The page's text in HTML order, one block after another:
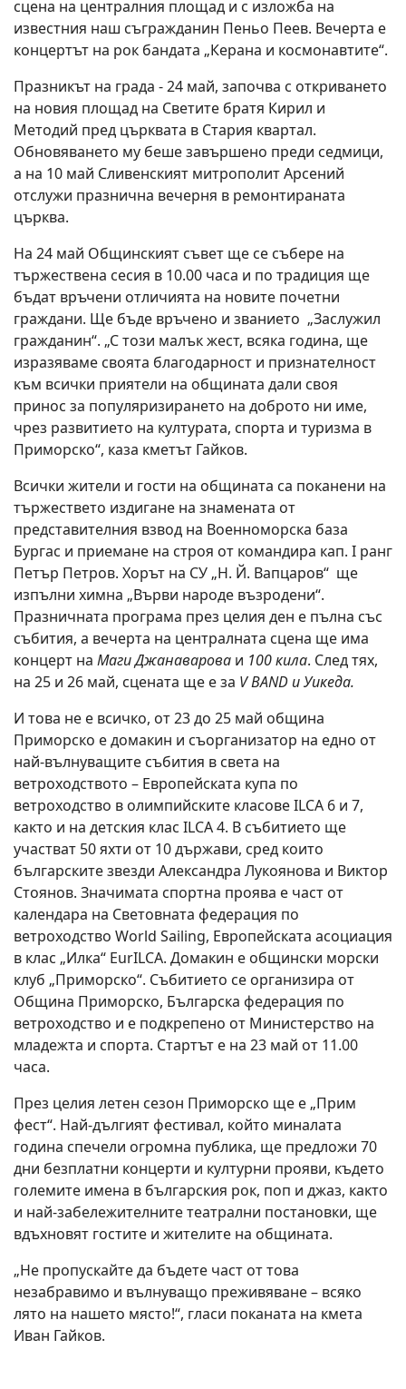
сцена на централния площад и с изложба на
известния наш съгражданин Пеньо Пеев. Вечерта е
концертът на рок бандата „Керана и космонавтите“.
Празникът на града - 24 май, започва с откриването
на новия площад на Светите братя Кирил и
Методий пред църквата в Стария квартал.
Обновяването му беше завършено преди седмици,
а на 10 май Сливенският митрополит Арсений
отслужи празнична вечерня в ремонтираната
църква.
На 24 май Общинският съвет ще се събере на
тържествена сесия в 10.00 часа и по традиция ще
бъдат връчени отличията на новите почетни
граждани. Ще бъде връчено и званието „Заслужил
гражданин“. „С този малък жест, всяка година, ще
изразяваме своята благодарност и признателност
към всички приятели на общината дали своя
принос за популяризирането на доброто ни име,
чрез развитието на културата, спорта и туризма в
Приморско“, каза кметът Гайков.
Всички жители и гости на общината са поканени на
тържествето издигане на знамената от
представителния взвод на Военноморска база
Бургас и приемане на строя от командира кап. I ранг
Петър Петров. Хорът на СУ „Н. Й. Вапцаров“ ще
изпълни химна „Върви народе възродени“.
Празничната програма през целия ден е пълна със
събития, а вечерта на централната сцена ще има
концерт на Маги Джанаварова и 100 кила. След тях,
на 25 и 26 май, сцената ще е за V BAND и Уикеда.
И това не е всичко, от 23 до 25 май община
Приморско е домакин и съорганизатор на едно от
най-вълнуващите събития в света на
ветроходството – Европейската купа по
ветроходство в олимпийските класове ILCA 6 и 7,
както и на детския клас ILCA 4. В събитието ще
участват 50 яхти от 10 държави, сред които
българските звезди Александра Лукоянова и Виктор
Стоянов. Значимата спортна проява е част от
календара на Световната федерация по
ветроходство World Sailing, Европейската асоциация
в клас „Илка“ EurILCA. Домакин е общински морски
клуб „Приморско“. Събитието се организира от
Община Приморско, Българска федерация по
ветроходство и е подкрепено от Министерство на
младежта и спорта. Стартът е на 23 май от 11.00
часа.
През целия летен сезон Приморско ще е „Прим
фест“. Най-дългият фестивал, който миналата
година спечели огромна публика, ще предложи 70
дни безплатни концерти и културни прояви, където
големите имена в българския рок, поп и джаз, както
и най-забележителните театрални постановки, ще
вдъхновят гостите и жителите на общината.
„Не пропускайте да бъдете част от това
незабравимо и вълнуващо преживяване – всяко
лято на нашето място!“, гласи поканата на кмета
Иван Гайков.